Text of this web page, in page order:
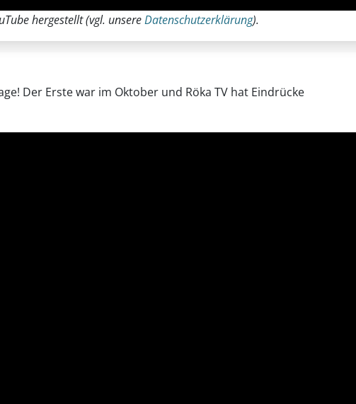
hergestellt (vgl. unsereDatenschutzerklärung).
Der Erste war im Oktober und Röka TV hat Eindrücke